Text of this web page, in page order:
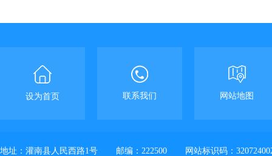
设为首页 联系我们 网站地图
地址：灌南县人民西路1号 邮编：222500 网站标识码：